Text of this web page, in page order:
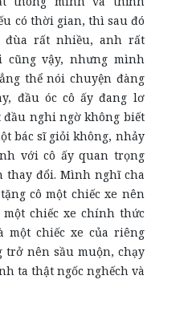
có thời gian, thì sau đó
đùa rất nhiều, anh rất
vậy, nhưng mình
thể nói chuyện đàng
đầu óc cô ấy đang lơ
nghi ngờ không biết
bác sĩ giỏi không, nhảy
với cô ấy quan trọng
thay đổi. Mình nghĩ cha
cô một chiếc xe nên
chiếc xe chính thức
một chiếc xe của riêng
trở nên sầu muộn, chạy
ta thật ngốc nghếch và